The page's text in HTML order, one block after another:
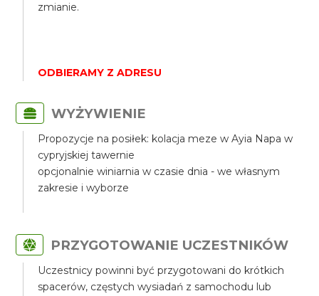
zmianie.
ODBIERAMY Z ADRESU
WYŻYWIENIE
Propozycje na posiłek: kolacja meze w Ayia Napa w
cypryjskiej tawernie
opcjonalnie winiarnia w czasie dnia - we własnym
zakresie i wyborze
PRZYGOTOWANIE UCZESTNIKÓW
Uczestnicy powinni być przygotowani do krótkich
spacerów, częstych wysiadań z samochodu lub